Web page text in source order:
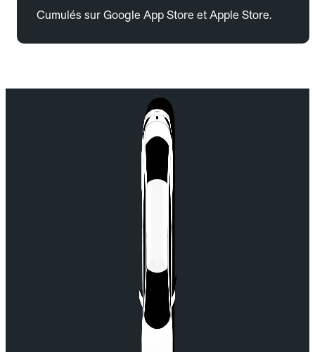
Cumulés sur Google App Store et Apple Store.